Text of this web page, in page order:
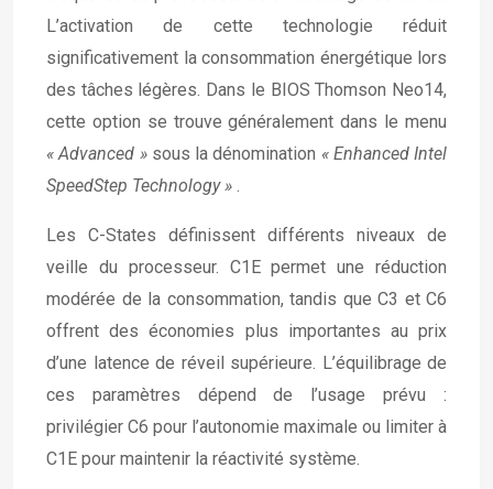
L’activation de cette technologie réduit
significativement la consommation énergétique lors
des tâches légères. Dans le BIOS Thomson Neo14,
cette option se trouve généralement dans le menu
« Advanced » sous la dénomination « Enhanced Intel
SpeedStep Technology » .
Les C-States définissent différents niveaux de
veille du processeur. C1E permet une réduction
modérée de la consommation, tandis que C3 et C6
offrent des économies plus importantes au prix
d’une latence de réveil supérieure. L’équilibrage de
ces paramètres dépend de l’usage prévu :
privilégier C6 pour l’autonomie maximale ou limiter à
C1E pour maintenir la réactivité système.